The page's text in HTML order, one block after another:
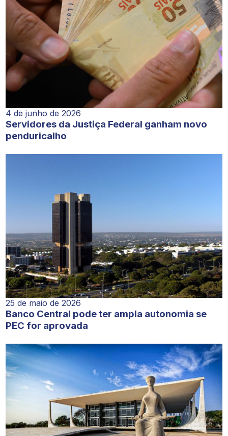
4 de junho de 2026
Servidores da Justiça Federal ganham novo
penduricalho
25 de maio de 2026
Banco Central pode ter ampla autonomia se
PEC for aprovada